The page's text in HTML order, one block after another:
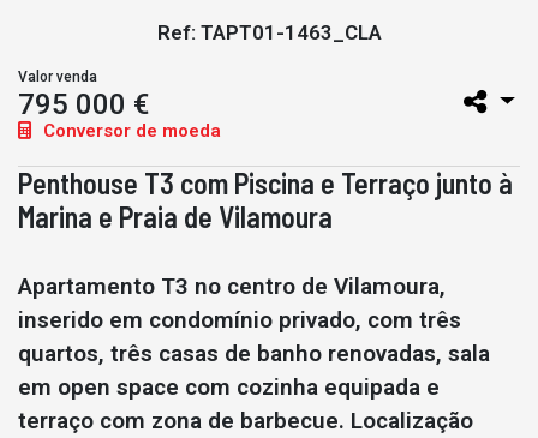
Ref: TAPT01-1463_CLA
Valor venda
795 000 €
Conversor de moeda
Penthouse T3 com Piscina e Terraço junto à
Marina e Praia de Vilamoura
Apartamento T3 no centro de Vilamoura,
inserido em condomínio privado, com três
quartos, três casas de banho renovadas, sala
em open space com cozinha equipada e
terraço com zona de barbecue. Localização